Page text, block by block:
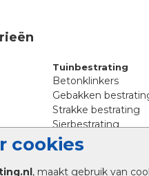
cookies
, maakt gebruik van
Tuinbestrating
Betonklinkers
Gebakken
Strakke bestrating
Sierbestrating
Straatklinkers
Straatstenen
Trommelstenen